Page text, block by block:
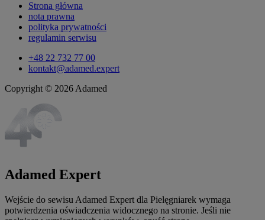
Strona główna
nota prawna
polityka prywatności
regulamin serwisu
+48 22 732 77 00
kontakt@adamed.expert
Copyright © 2026 Adamed
Adamed Expert
Wejście do sewisu Adamed Expert dla Pielęgniarek wymaga
potwierdzenia oświadczenia widocznego na stronie. Jeśli nie